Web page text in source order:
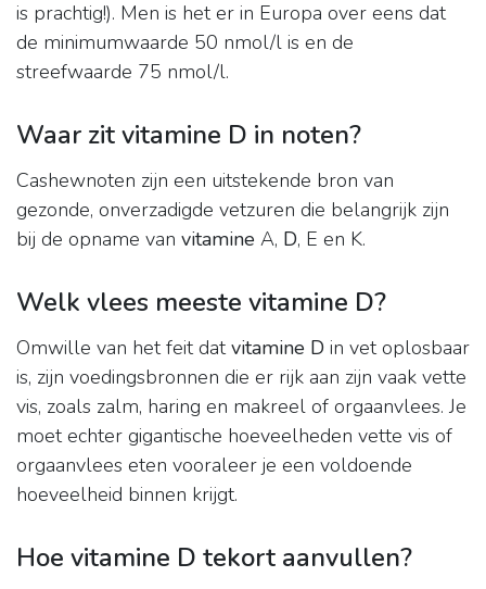
is prachtig!). Men is het er in Europa over eens dat
de minimumwaarde 50 nmol/l is en de
streefwaarde 75 nmol/l.
Waar zit vitamine D in noten?
Cashewnoten zijn een uitstekende bron van
gezonde, onverzadigde vetzuren die belangrijk zijn
bij de opname van vitamine A, D, E en K.
Welk vlees meeste vitamine D?
Omwille van het feit datvitamine D in vet oplosbaar
is, zijn voedingsbronnen die er rijk aan zijn vaak vette
vis, zoals zalm, haring en makreel of orgaanvlees. Je
moet echter gigantische hoeveelheden vette vis of
orgaanvlees eten vooraleer je een voldoende
hoeveelheid binnen krijgt.
Hoe vitamine D tekort aanvullen?